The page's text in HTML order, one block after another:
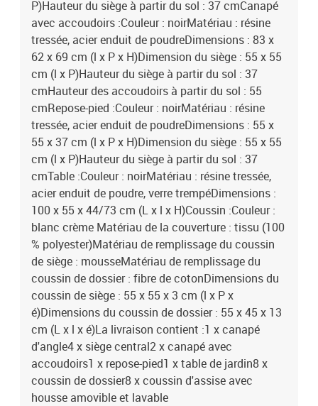
P)Hauteur du siège à partir du sol : 37 cmCanapé
avec accoudoirs :Couleur : noirMatériau : résine
tressée, acier enduit de poudreDimensions : 83 x
62 x 69 cm (l x P x H)Dimension du siège : 55 x 55
cm (l x P)Hauteur du siège à partir du sol : 37
cmHauteur des accoudoirs à partir du sol : 55
cmRepose-pied :Couleur : noirMatériau : résine
tressée, acier enduit de poudreDimensions : 55 x
55 x 37 cm (l x P x H)Dimension du siège : 55 x 55
cm (l x P)Hauteur du siège à partir du sol : 37
cmTable :Couleur : noirMatériau : résine tressée,
acier enduit de poudre, verre trempéDimensions :
100 x 55 x 44/73 cm (L x l x H)Coussin :Couleur :
blanc crème Matériau de la couverture : tissu (100
% polyester)Matériau de remplissage du coussin
de siège : mousseMatériau de remplissage du
coussin de dossier : fibre de cotonDimensions du
coussin de siège : 55 x 55 x 3 cm (l x P x
é)Dimensions du coussin de dossier : 55 x 45 x 13
cm (L x l x é)La livraison contient :1 x canapé
d'angle4 x siège central2 x canapé avec
accoudoirs1 x repose-pied1 x table de jardin8 x
coussin de dossier8 x coussin d'assise avec
housse amovible et lavable